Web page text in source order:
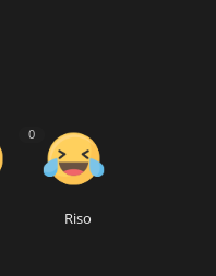
0
Riso